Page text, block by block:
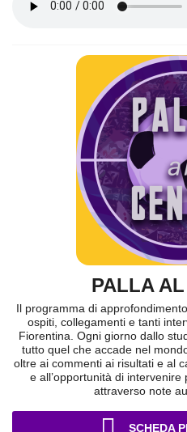
PALLA
Il programma di
ospiti, collegamenti e tanti
Fiorentina. Ogni giorno dallo
tutto quel che accade nel
oltre ai commenti ai risultati e al
e all’opportunità di
attraverso note
SCHEDA